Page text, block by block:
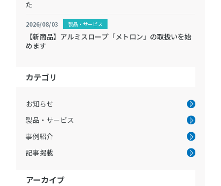
た
2026/08/03 製品・サービス
【新商品】アルミスロープ「メトロン」の取扱いを始
めます
カテゴリ
お知らせ
製品・サービス
事例紹介
記事掲載
アーカイブ